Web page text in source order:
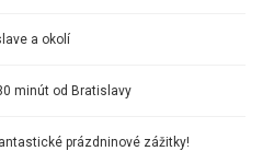
a okolí
minút od Bratislavy
prázdninové zážitky!